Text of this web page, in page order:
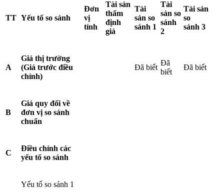
TT Yếu tố so sánh
Đơn
vị
tính
Tài sản
thẩm
định
giá
Tài
sản so
sánh 1
Tài
sản so
sánh
2
Tài sản
so
sánh 3
A
Giá thị trường
(Giá trước điều
chỉnh)
Đã biết
Đã
biết
Đã biết
B
Giá quy đổi về
đơn vị so sánh
chuẩn
C
Điều chỉnh các
yếu tố so sánh
Yếu tố so sánh 1